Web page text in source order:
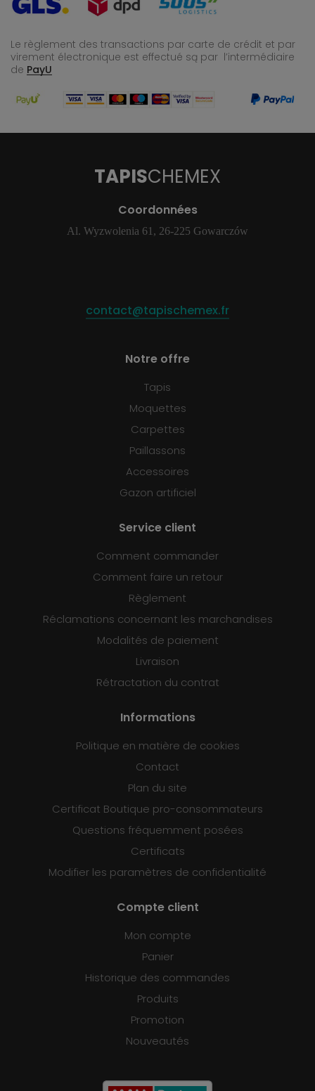
Le règlement des transactions par carte de crédit et par
virement électronique est effectué są par l’intermédiaire
de PayU
TAPISCHEMEX
Coordonnées
Al. Wyzwolenia 61, 26-225 Gowarczów
contact@tapischemex.fr
Notre offre
Tapis
Moquettes
Carpettes
Paillassons
Accessoires
Gazon artificiel
Service client
Comment commander
Comment faire un retour
Règlement
Réclamations concernant les marchandises
Modalités de paiement
Livraison
Rétractation du contrat
Informations
Politique en matière de cookies
Contact
Plan du site
Certificat Boutique pro-consommateurs
Questions fréquemment posées
Certificats
Modifier les paramètres de confidentialité
Compte client
Mon compte
Panier
Historique des commandes
Produits
Promotion
Nouveautés